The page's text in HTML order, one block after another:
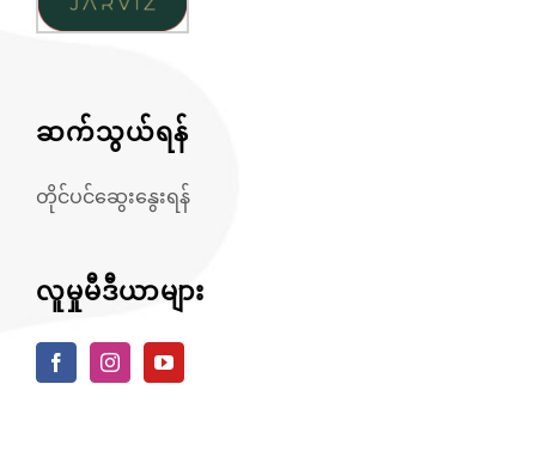
ဆက်သွယ်ရန်
တိုင်ပင်ဆွေးနွေးရန်
လူမှုမီဒီယာများ